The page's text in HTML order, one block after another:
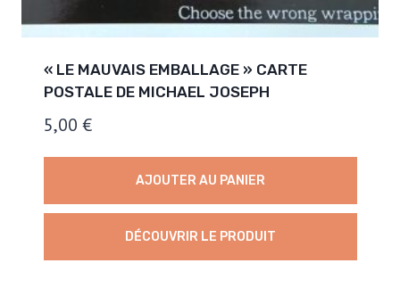
« LE MAUVAIS EMBALLAGE » CARTE
POSTALE DE MICHAEL JOSEPH
5,00 €
AJOUTER AU PANIER
DÉCOUVRIR LE PRODUIT